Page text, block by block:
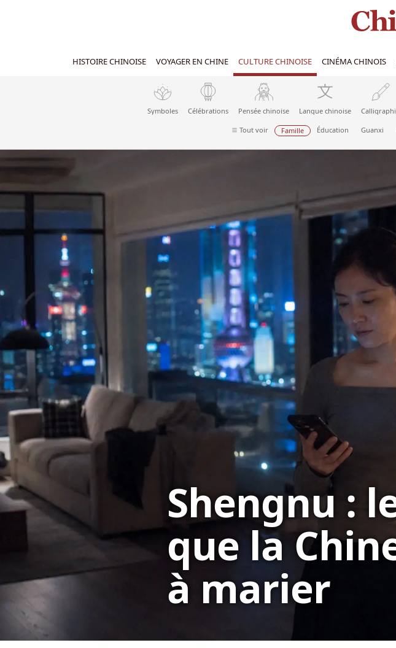
HISTOIRE CHINOISE VOYAGER EN CHINE CULTURE CHINOISE CINÉMA CHINOIS
Symboles Célébrations Pensée chinoise Langue chinoise
Tout voir Famille Éducation Guanxi
Shengnu :
que la
à marier